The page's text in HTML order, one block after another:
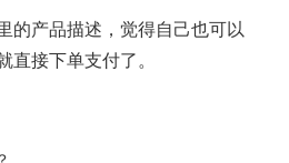
的产品描述，觉得自己也可以
接下单支付了。